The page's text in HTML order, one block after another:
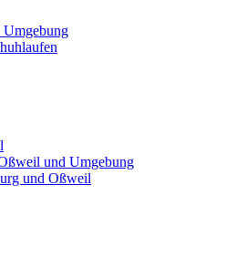
Umgebung
und Umgebung
und Oßweil